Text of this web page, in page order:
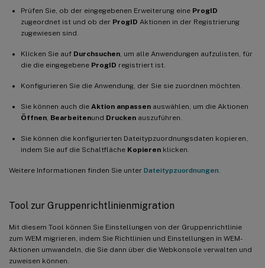
Prüfen Sie, ob der eingegebenen Erweiterung eine ProgID
zugeordnet ist und ob der ProgID Aktionen in der Registrierung
zugewiesen sind.
Klicken Sie auf Durchsuchen , um alle Anwendungen aufzulisten, für
die die eingegebene ProgID registriert ist.
Konfigurieren Sie die Anwendung, der Sie sie zuordnen möchten.
Sie können auch die Aktion anpassen auswählen, um die Aktionen
Öffnen Bearbeitenund Drucken auszuführen.
Sie können die konfigurierten Dateitypzuordnungsdaten kopieren,
indem Sie auf die Schaltfläche Kopieren klicken.
Weitere Informationen finden Sie unter Dateitypzuordnungen
Tool zur Gruppenrichtlinienmigration
Mit diesem Tool können Sie Einstellungen von der Gruppenrichtlinie
zum WEM migrieren, indem Sie Richtlinien und Einstellungen in WEM-
Aktionen umwandeln, die Sie dann über die Webkonsole verwalten und
zuweisen können.